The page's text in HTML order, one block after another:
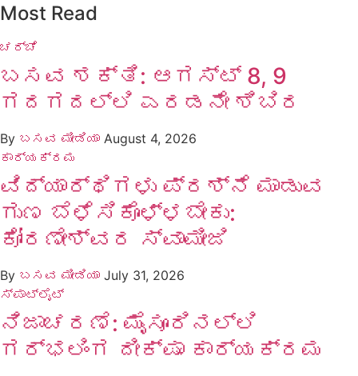
Most Read
ಚರ್ಚೆ
ಬಸವ ಶಕ್ತಿ: ಆಗಸ್ಟ್ 8, 9
ಗದಗದಲ್ಲಿ ಎರಡನೇ ಶಿಬಿರ
By ಬಸವ ಮೀಡಿಯಾ August 4, 2026
ಕಾರ್ಯಕ್ರಮ
ವಿದ್ಯಾರ್ಥಿಗಳು ಪ್ರಶ್ನೆ ಮಾಡುವ
ಗುಣ ಬೆಳೆಸಿಕೊಳ್ಳಬೇಕು:
ಕೋರಣೇಶ್ವರ ಸ್ವಾಮೀಜಿ
By ಬಸವ ಮೀಡಿಯಾ July 31, 2026
ಸ್ಪಾಟ್‌ಲೈಟ್
ನಿಜಾಚರಣೆ: ಮೈಸೂರಿನಲ್ಲಿ
ಗರ್ಭಲಿಂಗ ದೀಕ್ಷಾ ಕಾರ್ಯಕ್ರಮ